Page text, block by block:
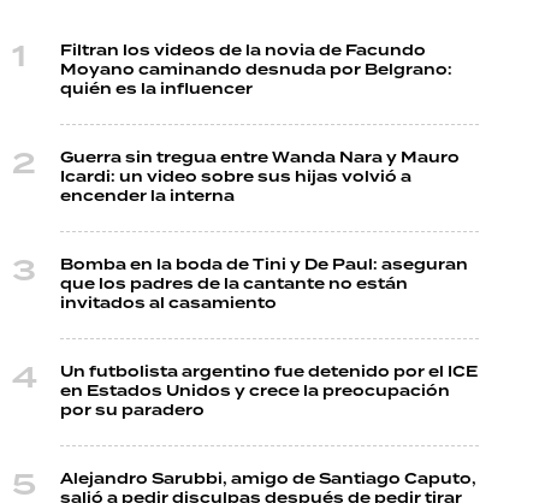
Filtran los videos de la novia de Facundo
Moyano caminando desnuda por Belgrano:
quién es la influencer
Guerra sin tregua entre Wanda Nara y Mauro
Icardi: un video sobre sus hijas volvió a
encender la interna
Bomba en la boda de Tini y De Paul: aseguran
que los padres de la cantante no están
invitados al casamiento
Un futbolista argentino fue detenido por el ICE
en Estados Unidos y crece la preocupación
por su paradero
Alejandro Sarubbi, amigo de Santiago Caputo,